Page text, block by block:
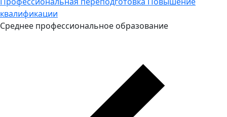
квалификации
Среднее профессиональное образование